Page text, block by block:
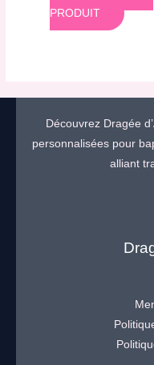
PRODUIT
Découvrez Dragée
personnalisées pour
alliant